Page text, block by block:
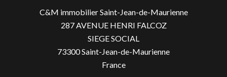
C&M immobilier Saint-Jean-de-Maurienne
287 AVENUE HENRI FALCOZ
SIEGE SOCIAL
73300Saint-Jean-de-Maurienne
France